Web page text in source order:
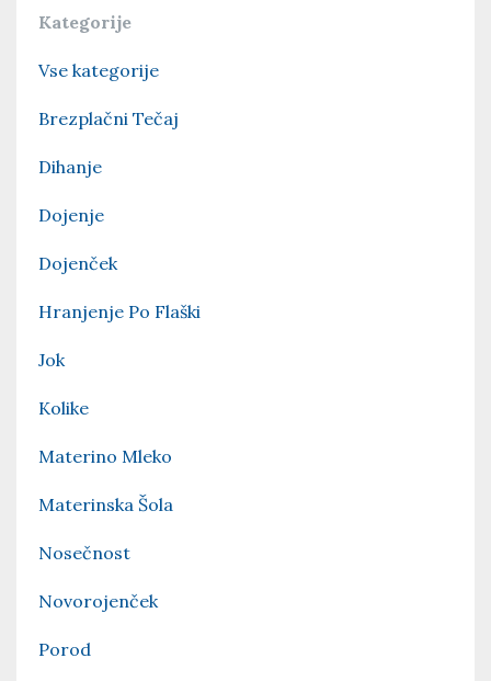
Kategorije
Vse kategorije
Brezplačni Tečaj
Dihanje
Dojenje
Dojenček
Hranjenje Po Flaški
Jok
Kolike
Materino Mleko
Materinska Šola
Nosečnost
Novorojenček
Porod